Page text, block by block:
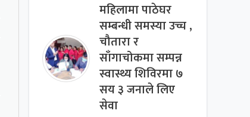
महिलामा पाठेघर
सम्बन्धी समस्या उच्च ,
चौतारा र
साँगाचोकमा सम्पन्न
स्वास्थ्य शिविरमा ७
सय ३ जनाले लिए
सेवा